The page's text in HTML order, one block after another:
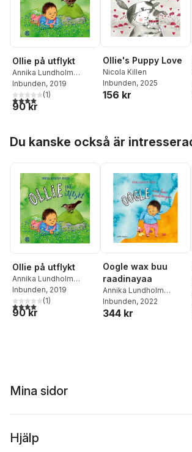
Ollie på utflykt
Annika Lundholm
Moberg
Inbunden, 2019
4,0utav 5 stjärnor. Totalt antal röster:
(1)
90 kr
Ollie's Puppy Love
Nicola Killen
Inbunden, 2025
156 kr
Du kanske också är
Ollie på utflykt
Annika Lundholm
Moberg
Inbunden, 2019
4,0utav 5 stjärnor. Totalt antal röster:
(1)
90 kr
Oogle wax buu
raadinayaa
Annika Lundholm
Moberg
Inbunden, 2022
344 kr
Mina sidor
Hjälp